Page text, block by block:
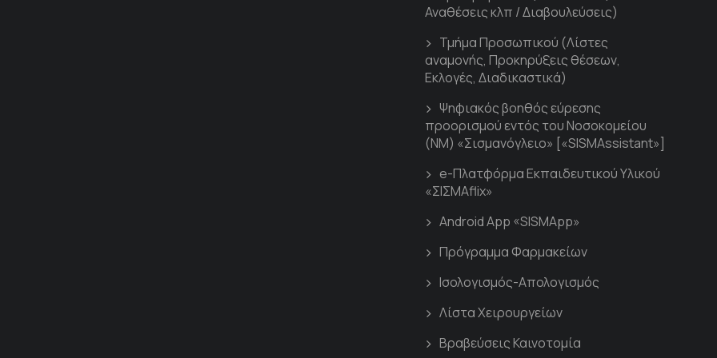
Αναθέσεις κλπ / Διαβουλεύσεις)
Τμήμα Προσωπικού (Λίστες
αναμονής, Προκηρύξεις θέσεων,
Εκλογές, Διαδικαστικά)
Ψηφιακός βοηθός εύρεσης
προορισμού εντός του Νοσοκομείου
(ΝΜ) «Σισμανόγλειο» [«SISMAssistant»]
e-Πλατφόρμα Εκπαιδευτικού Υλικού
«ΣΙΣΜΑflix»
Android App «SISMApp»
Πρόγραμμα Φαρμακείων
Ισολογισμός-Απολογισμός
Λίστα Χειρουργείων
Βραβεύσεις Καινοτομία